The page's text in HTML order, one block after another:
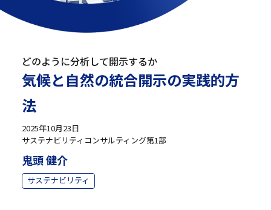
どのように分析して開示するか
気候と自然の統合開示の実践的方
法
2025年10月23日
サステナビリティコンサルティング第1部
鬼頭 健介
サステナビリティ